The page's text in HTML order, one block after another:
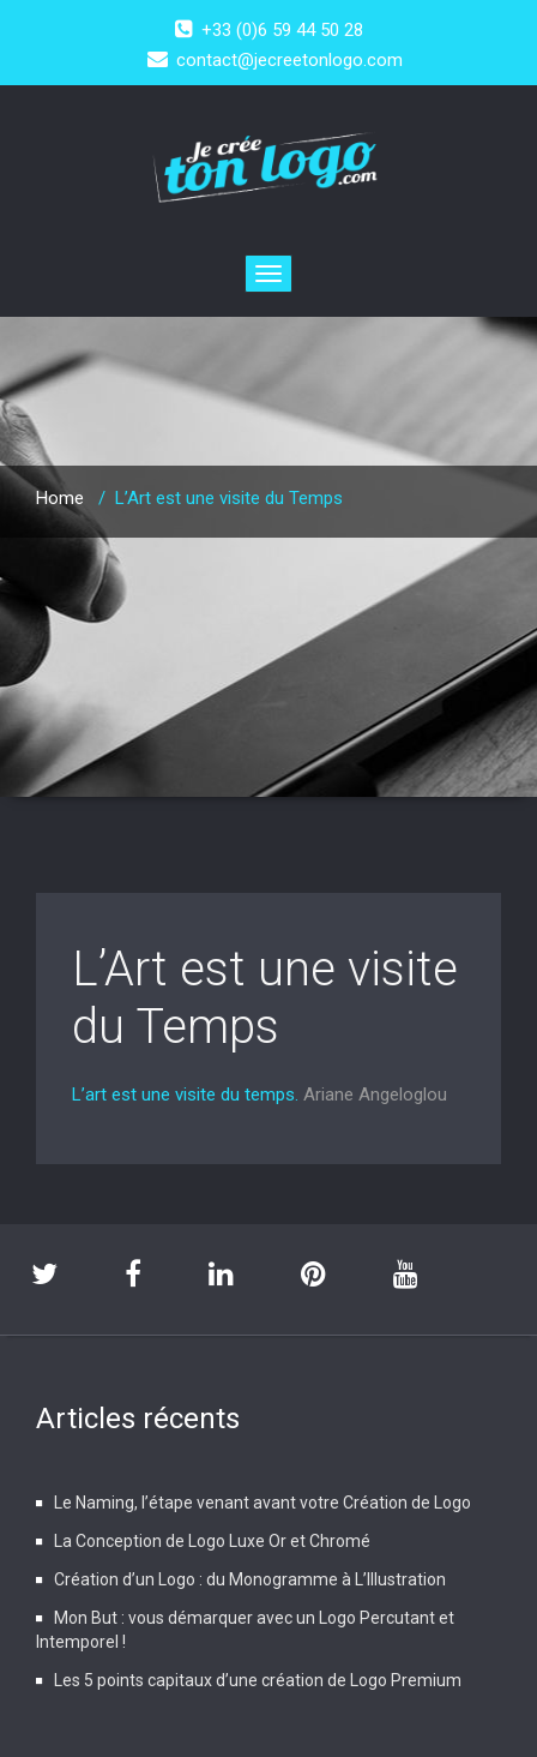
+33 (0)6 59 44 50 28
contact@jecreetonlogo.com
Toggle
navigation
Home / L’Art est une visite du Temps
L’Art est une visite
du Temps
L’art est une visite du temps. Ariane Angeloglou
Articles récents
Le Naming, l’étape venant avant votre Création de Logo
La Conception de Logo Luxe Or et Chromé
Création d’un Logo : du Monogramme à L’Illustration
Mon But : vous démarquer avec un Logo Percutant et
Intemporel !
Les 5 points capitaux d’une création de Logo Premium